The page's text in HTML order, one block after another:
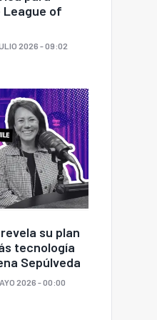
empresas chilenas de
y vino destacan en
la feria
League of
2026 - 09:02
su plan
tecnología
Sepúlveda
2026 - 00:00